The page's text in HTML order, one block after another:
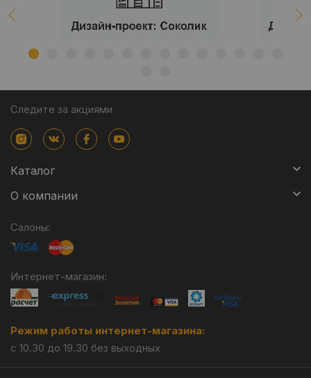
Следите за акциями
Каталог
О компании
Салоны:
Интернет-магазин:
Режим работы интернет-магазина:
с 10.30 до 19.30 без выходных